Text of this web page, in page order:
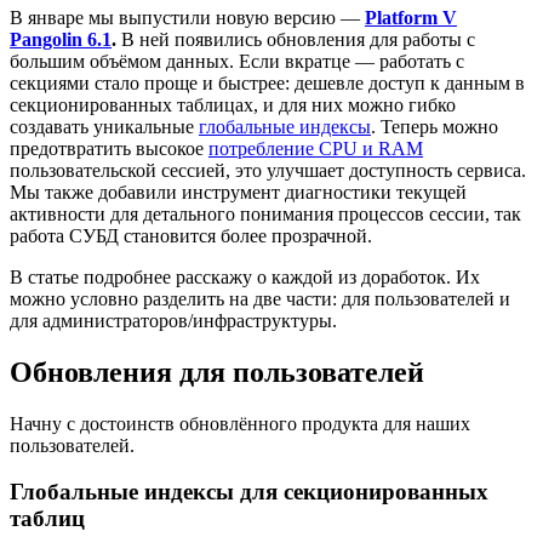
В январе мы выпустили новую версию — Platform V
Pangolin 6.1. В ней появились обновления для работы с
большим объёмом данных. Если вкратце — работать с
секциями стало проще и быстрее: дешевле доступ к данным в
секционированных таблицах, и для них можно гибко
создавать уникальные глобальные индексы. Теперь можно
предотвратить высокое потребление CPU и RAM
пользовательской сессией, это улучшает доступность сервиса.
Мы также добавили инструмент диагностики текущей
активности для детального понимания процессов сессии, так
работа СУБД становится более прозрачной.
В статье подробнее расскажу о каждой из доработок. Их
можно условно разделить на две части: для пользователей и
для администраторов/инфраструктуры.
Обновления для пользователей
Начну с достоинств обновлённого продукта для наших
пользователей.
Глобальные индексы для секционированных
таблиц